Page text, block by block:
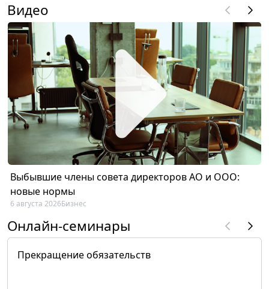
Видео
Выбывшие члены совета директоров АО и ООО:
новые нормы
6 августа 2026Бизнес
Онлайн-семинары
Прекращение обязательств